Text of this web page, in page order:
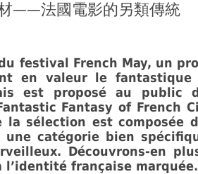
——法國電影的另類傳統
festival French May, un
en valeur le fantastique
est proposé au public
Fantasy of French
la sélection est composée
une catégorie bien
Découvrons-en
l’identité française marquée.